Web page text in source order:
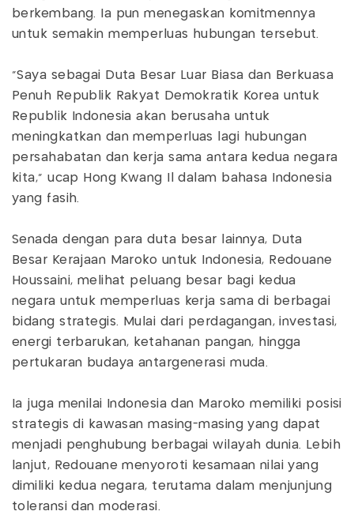
berkembang. Ia pun menegaskan komitmennya
untuk semakin memperluas hubungan tersebut.
“Saya sebagai Duta Besar Luar Biasa dan Berkuasa
Penuh Republik Rakyat Demokratik Korea untuk
Republik Indonesia akan berusaha untuk
meningkatkan dan memperluas lagi hubungan
persahabatan dan kerja sama antara kedua negara
kita,” ucap Hong Kwang Il dalam bahasa Indonesia
yang fasih.
Senada dengan para duta besar lainnya, Duta
Besar Kerajaan Maroko untuk Indonesia, Redouane
Houssaini, melihat peluang besar bagi kedua
negara untuk memperluas kerja sama di berbagai
bidang strategis. Mulai dari perdagangan, investasi,
energi terbarukan, ketahanan pangan, hingga
pertukaran budaya antargenerasi muda.
Ia juga menilai Indonesia dan Maroko memiliki posisi
strategis di kawasan masing-masing yang dapat
menjadi penghubung berbagai wilayah dunia. Lebih
lanjut, Redouane menyoroti kesamaan nilai yang
dimiliki kedua negara, terutama dalam menjunjung
toleransi dan moderasi.